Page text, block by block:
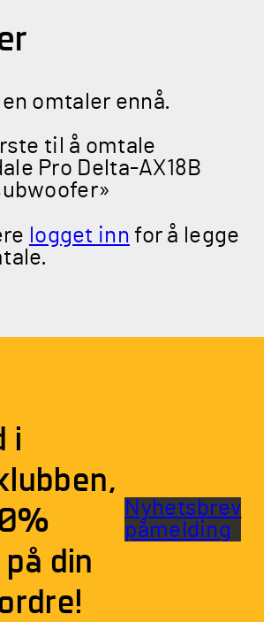
omtaler ennå.
til å omtale
Pro Delta-AX18B
logget inn for å legge
i
din
Nyhetsbrev
påmelding